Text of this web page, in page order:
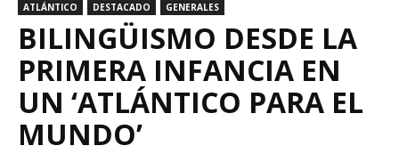
ATLÁNTICO DESTACADO GENERALES
BILINGÜISMO DESDE LA
PRIMERA INFANCIA EN
UN ‘ATLÁNTICO PARA EL
MUNDO’